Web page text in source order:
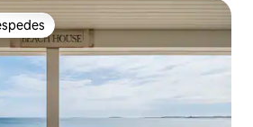
más destacados